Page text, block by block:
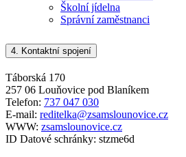
Školní jídelna
Správní zaměstnanci
4. Kontaktní spojení
Táborská 170
257 06 Louňovice pod Blaníkem
Telefon: 737 047 030
E-mail: reditelka@zsamslounovice.cz
WWW: zsamslounovice.cz
ID Datové schránky: stzme6d